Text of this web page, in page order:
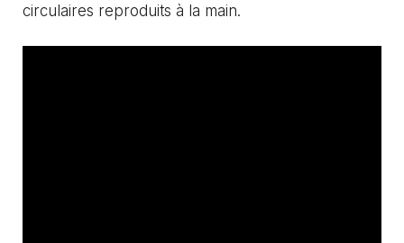
circulaires reproduits à la main.